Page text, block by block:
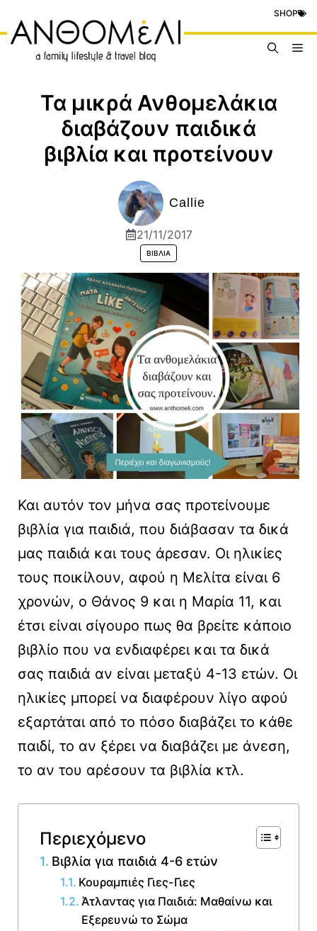
περιεχόμενο
SHOP
Τα μικρά Ανθομελάκια
διαβάζουν παιδικά
βιβλία και προτείνουν
Callie
21/11/2017
ΒΙΒΛΊΑ
Και αυτόν τον μήνα σας προτείνουμε
βιβλία για παιδιά, που διάβασαν τα δικά
μας παιδιά και τους άρεσαν. Οι ηλικίες
τους ποικίλουν, αφού η Μελίτα είναι 6
χρονών, ο Θάνος 9 και η Μαρία 11, και
έτσι είναι σίγουρο πως θα βρείτε κάποιο
βιβλίο που να ενδιαφέρει και τα δικά
σας παιδιά αν είναι μεταξύ 4-13 ετών. Οι
ηλικίες μπορεί να διαφέρουν λίγο αφού
εξαρτάται από το πόσο διαβάζει το κάθε
παιδί, το αν ξέρει να διαβάζει με άνεση,
το αν του αρέσουν τα βιβλία κτλ.
Περιεχόμενο
Βιβλία για παιδιά 4-6 ετών
Κουραμπιές Γιες-Γιες
Άτλαντας για Παιδιά: Μαθαίνω και
Εξερευνώ το Σώμα